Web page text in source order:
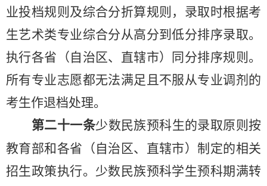
业投档规则及综合分折算规则，录取时根据考
生艺术类专业综合分从高分到低分排序录取。
执行各省（ 自治区、 直辖市）同分排序规则。
所有专业志愿都无法满足且不服从专业调剂的
考生作退档处理。
第二十一条少数民族预科生的录取原则按
教育部和各省（ 自治 区、 直辖市）制定的相关
招生政策执行。少数民族预科学生预科期满转